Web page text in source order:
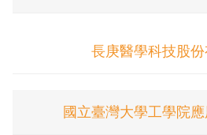
長庚醫學科技股份
國立臺灣大學工學院